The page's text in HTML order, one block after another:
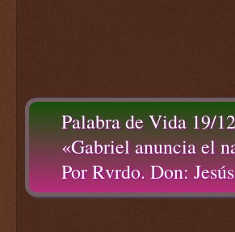
Palabra de Vida 19/
«Gabriel anuncia el
Por Rvrdo. Don: